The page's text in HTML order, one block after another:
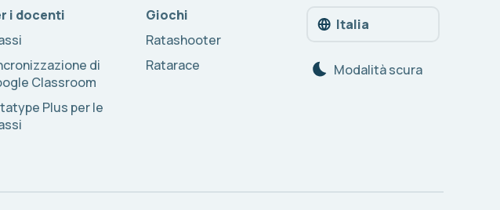
i docenti
di
Classroom
Plus per le
Giochi
Ratashooter
Ratarace
Italia
Modalità scura